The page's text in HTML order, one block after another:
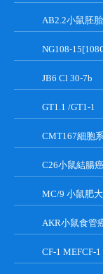
AB2.2小鼠胚
JB6 Cl 30-7b
GT1.1 /GT1-1
C26小鼠結腸
MC/9 小鼠肥
AKR小鼠食管
CF-1 MEFCF-1